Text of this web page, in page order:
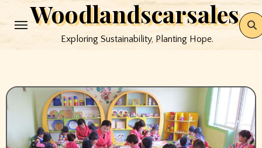
to
Woodlandscarsales
Exploring Sustainability, Planting Hope.